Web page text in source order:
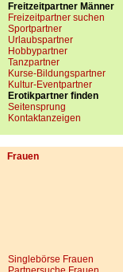
Freitzeitpartner Männer
Freizeitpartner suchen
Sportpartner
Urlaubspartner
Hobbypartner
Tanzpartner
Kurse-Bildungspartner
Kultur-Eventpartner
Erotikpartner finden
Seitensprung
Kontaktanzeigen
Frauen
Singlebörse Frauen